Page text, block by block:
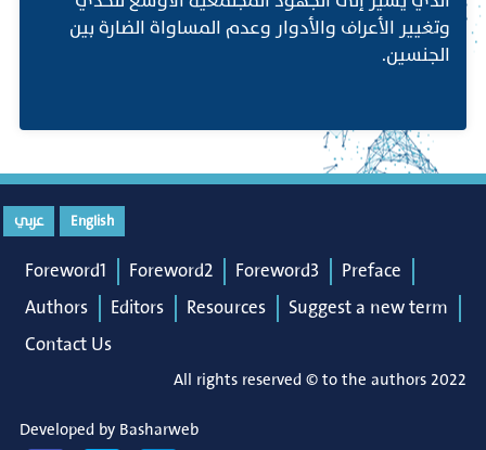
وتغيير الأعراف والأدوار وعدم المساواة الضارة بين
الجنسين.
English عربي
Foreword1 Foreword2 Foreword3
Preface
Authors
Editors Resources
Suggest a new term
Contact Us
All rights reserved © to the authors 2022
Developed by Basharweb